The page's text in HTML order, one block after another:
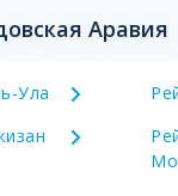
Аравия
Ула